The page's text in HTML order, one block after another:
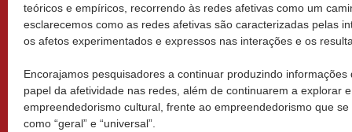
teóricos e empíricos, recorrendo às redes afetivas como um
esclarecemos como as redes afetivas são caracterizadas pelas
os afetos experimentados e expressos nas interações e os
Encorajamos pesquisadores a continuar produzindo
papel da afetividade nas redes, além de continuarem a explorar
empreendedorismo cultural, frente ao empreendedorismo que
como “geral” e “universal”.